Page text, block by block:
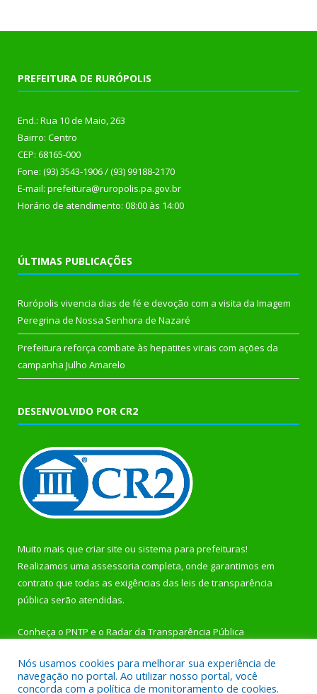
PREFEITURA DE RURÓPOLIS
End.: Rua 10 de Maio, 263
Bairro: Centro
CEP: 68165-000
Fone: (93) 3543-1906 / (93) 99188-2170
E-mail: prefeitura@ruropolis.pa.gov.br
Horário de atendimento: 08:00 às 14:00
ÚLTIMAS PUBLICAÇÕES
Rurópolis vivencia dias de fé e devoção com a visita da Imagem
Peregrina de Nossa Senhora de Nazaré
Prefeitura reforça combate às hepatites virais com ações da
campanha Julho Amarelo
DESENVOLVIDO POR CR2
Muito mais que criar site ou sistema para prefeituras!
Realizamos uma assessoria completa, onde garantimos em
contrato que todas as exigências das leis de transparência
pública serão atendidas.
Conheça o PNTP e o Radar da Transparência Pública
Nós usamos cookies para melhorar sua experiência de
navegação no portal. Ao utilizar nosso portal, você
concorda com a política de monitoramento de cookies.